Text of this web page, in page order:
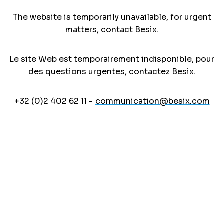
The website is temporarily unavailable, for urgent
matters, contact Besix.
Le site Web est temporairement indisponible, pour
des questions urgentes, contactez Besix.
+32 (0)2 402 62 11 - communication@besix.com